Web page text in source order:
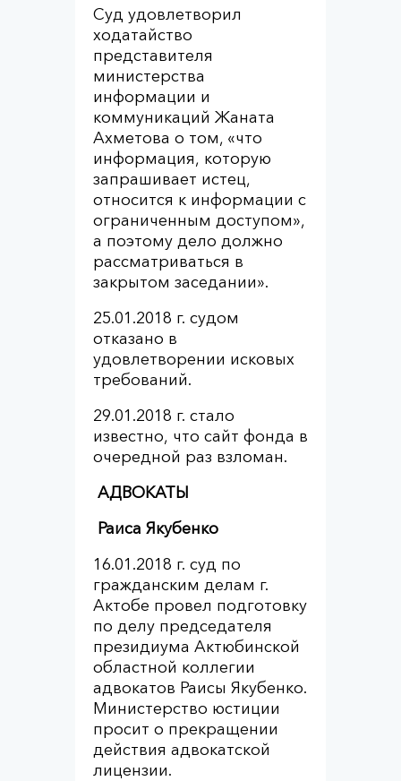
Суд удовлетворил
ходатайство
представителя
министерства
информации и
коммуникаций Жаната
Ахметова о том, «что
информация, которую
запрашивает истец,
относится к информации с
ограниченным доступом»,
а поэтому дело должно
рассматриваться в
закрытом заседании».
25.01.2018 г. судом
отказано в
удовлетворении исковых
требований.
29.01.2018 г. стало
известно, что сайт фонда в
очередной раз взломан.
АДВОКАТЫ
Раиса Якубенко
16.01.2018 г. суд по
гражданским делам г.
Актобе провел подготовку
по делу председателя
президиума Актюбинской
областной коллегии
адвокатов Раисы Якубенко.
Министерство юстиции
просит о прекращении
действия адвокатской
лицензии.